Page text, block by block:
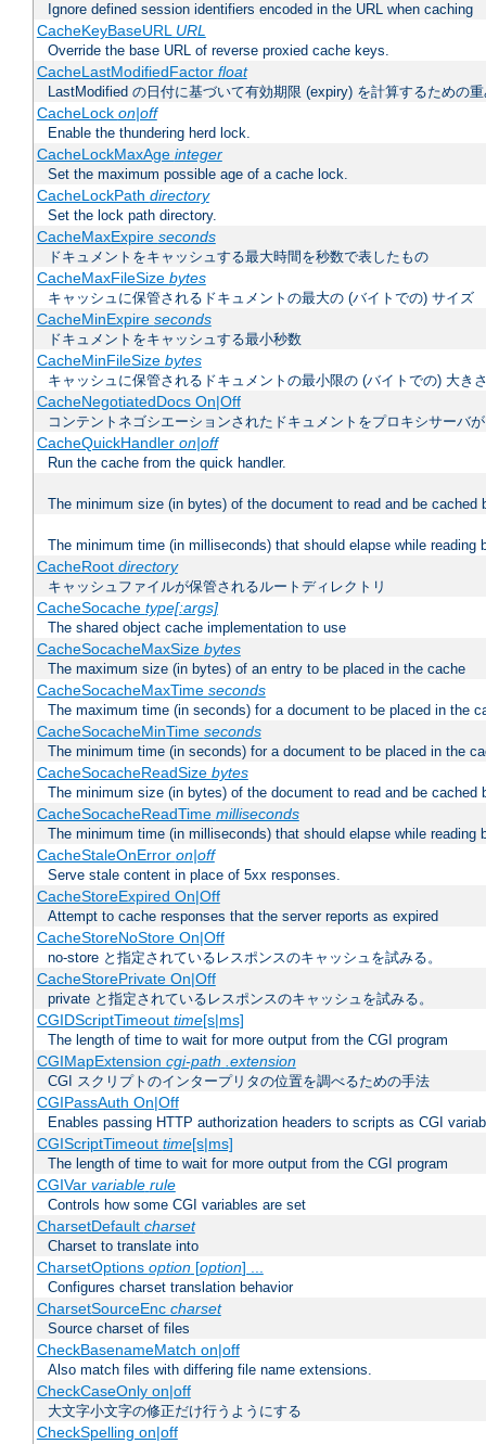
Ignore defined session identifiers encoded in the URL when caching
CacheKeyBaseURL URL
Override the base URL of reverse proxied cache keys.
CacheLastModifiedFactor float
LastModified の日付に基づいて有効期限 (expiry) を計算するための
CacheLock on|off
Enable the thundering herd lock.
CacheLockMaxAge integer
Set the maximum possible age of a cache lock.
CacheLockPath directory
Set the lock path directory.
CacheMaxExpire seconds
ドキュメントをキャッシュする最大時間を秒数で表したもの
CacheMaxFileSize bytes
キャッシュに保管されるドキュメントの最大の (バイトでの) サイズ
CacheMinExpire seconds
ドキュメントをキャッシュする最小秒数
CacheMinFileSize bytes
キャッシュに保管されるドキュメントの最小限の (バイトでの) 大き
CacheNegotiatedDocs On|Off
コンテントネゴシエーションされたドキュメントをプロキシサーバ
CacheQuickHandler on|off
Run the cache from the quick handler.
The minimum size (in bytes) of the document to read and be cached
The minimum time (in milliseconds) that should elapse while reading
CacheRoot directory
キャッシュファイルが保管されるルートディレクトリ
CacheSocache type[:args]
The shared object cache implementation to use
CacheSocacheMaxSize bytes
The maximum size (in bytes) of an entry to be placed in the cache
CacheSocacheMaxTime seconds
The maximum time (in seconds) for a document to be placed in the
CacheSocacheMinTime seconds
The minimum time (in seconds) for a document to be placed in the
CacheSocacheReadSize bytes
The minimum size (in bytes) of the document to read and be cached
CacheSocacheReadTime milliseconds
The minimum time (in milliseconds) that should elapse while reading
CacheStaleOnError on|off
Serve stale content in place of 5xx responses.
CacheStoreExpired On|Off
Attempt to cache responses that the server reports as expired
CacheStoreNoStore On|Off
no-store と指定されているレスポンスのキャッシュを試みる。
CacheStorePrivate On|Off
private と指定されているレスポンスのキャッシュを試みる。
CGIDScriptTimeout time[s|ms]
The length of time to wait for more output from the CGI program
CGIMapExtension cgi-path .extension
CGI スクリプトのインタープリタの位置を調べるための手法
CGIPassAuth On|Off
Enables passing HTTP authorization headers to scripts as CGI
CGIScriptTimeout time[s|ms]
The length of time to wait for more output from the CGI program
CGIVar variable rule
Controls how some CGI variables are set
CharsetDefault charset
Charset to translate into
CharsetOptions option[option] ...
Configures charset translation behavior
CharsetSourceEnc charset
Source charset of files
CheckBasenameMatch on|off
Also match files with differing file name extensions.
CheckCaseOnly on|off
大文字小文字の修正だけ行うようにする
CheckSpelling on|off